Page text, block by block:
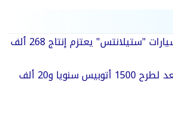
عملاق صناعة السيارات "ستيلانتس" يعتزم إنتاج 268 ألف
شركة النصر تستعد لطرح 1500 أتوبيس سنويا و20 ألف